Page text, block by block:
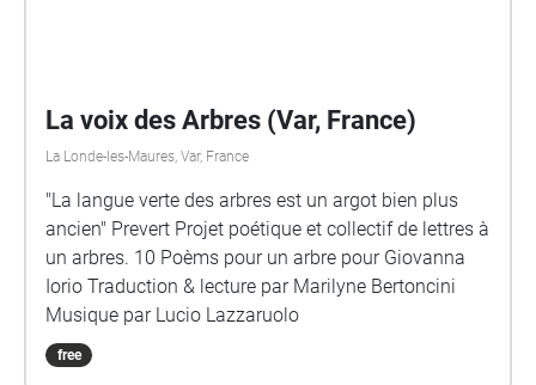
La voix des Arbres (Var, France)
La Londe-les-Maures, Var, France
"La langue verte des arbres est un argot bien plus
ancien" Prevert Projet poétique et collectif de lettres à
un arbres. 10 Poèms pour un arbre pour Giovanna
Iorio Traduction & lecture par Marilyne Bertoncini
Musique par Lucio Lazzaruolo
free